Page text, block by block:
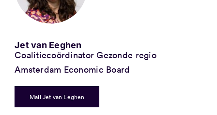
Jet van Eeghen
Coalitiecoördinator Gezonde regio
Amsterdam Economic Board
Mail Jet van Eeghen